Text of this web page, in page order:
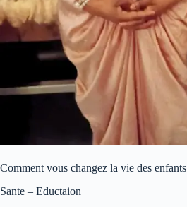
Comment vous changez la vie des enfants
Sante – Eductaion